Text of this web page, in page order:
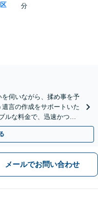
分
を伺いながら、揉め事を予
言の作成をサポートいた
ルな料金で、迅速かつス
頂きます。
メールでお問い合わせ